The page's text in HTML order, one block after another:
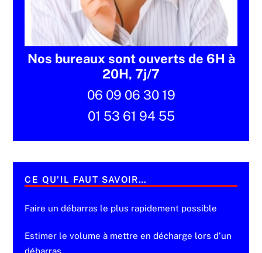
Nos bureaux sont ouverts de 6H à
20H, 7j/7
06 09 06 30 19
01 53 61 94 55
CE QU’IL FAUT SAVOIR…
Faire un débarras le plus rapidement possible
Estimer le volume à mettre en décharge lors d’un
débarras